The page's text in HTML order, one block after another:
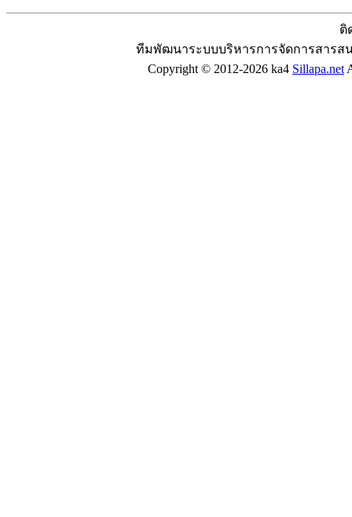
ติ
ทีมพัฒนาระบบบริหารการจัดการสารส
Copyright © 2012-2026 ka4 Sillapa.net